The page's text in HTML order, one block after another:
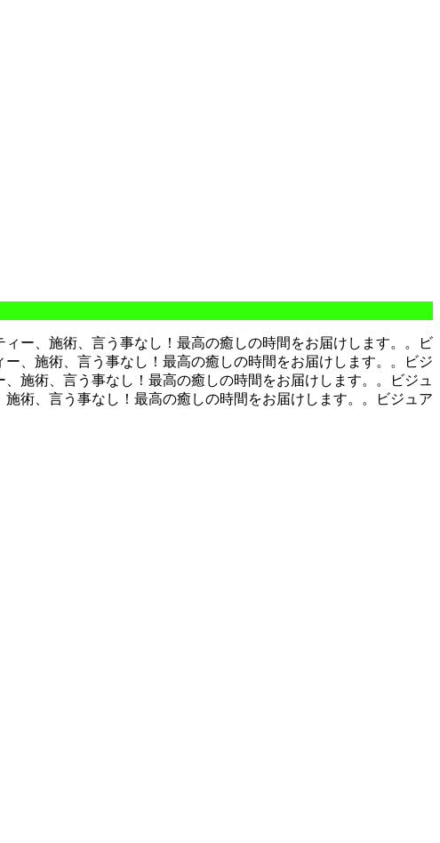
ー、施術、言う事なし！最高の癒しの時間をお届けします。。
ビ
、施術、言う事なし！最高の癒しの時間をお届けします。。
ビジ
施術、言う事なし！最高の癒しの時間をお届けします。。
ビジュ
術、言う事なし！最高の癒しの時間をお届けします。。
ビジュア